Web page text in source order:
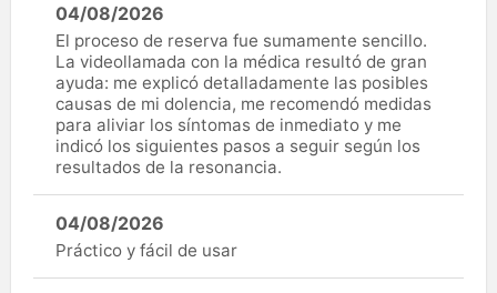
04/08/2026
El proceso de reserva fue sumamente sencillo.
La videollamada con la médica resultó de gran
ayuda: me explicó detalladamente las posibles
causas de mi dolencia, me recomendó medidas
para aliviar los síntomas de inmediato y me
indicó los siguientes pasos a seguir según los
resultados de la resonancia.
04/08/2026
Práctico y fácil de usar